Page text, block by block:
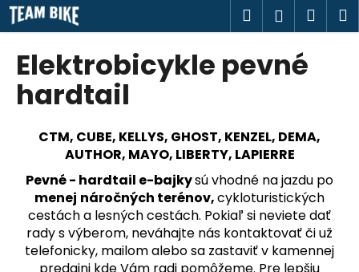
Prejsť
na
obsah
Hľadať
Elektrobicykle pevné
hardtail
CTM, CUBE, KELLYS, GHOST, KENZEL, DEMA,
AUTHOR, MAYO, LIBERTY, LAPIERRE
Pevné - hardtail e-bajkysú vhodné na jazdu po
menej náročných terénov,cykloturistických
cestách a lesných cestách. Pokiaľ si neviete dať
rady s výberom, neváhajte nás kontaktovať či už
telefonicky, mailom alebo sa zastaviť v kamennej
predajni kde Vám radi pomôžeme. Pre lepšiu
K
o
Č
o
b
u